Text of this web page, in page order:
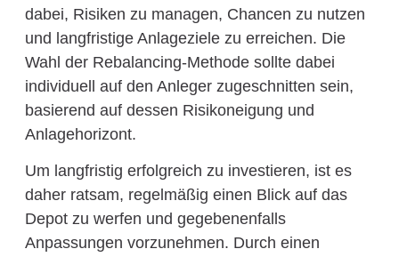
dabei, Risiken zu managen, Chancen zu nutzen
und langfristige Anlageziele zu erreichen. Die
Wahl der Rebalancing-Methode sollte dabei
individuell auf den Anleger zugeschnitten sein,
basierend auf dessen Risikoneigung und
Anlagehorizont.
Um langfristig erfolgreich zu investieren, ist es
daher ratsam, regelmäßig einen Blick auf das
Depot zu werfen und gegebenenfalls
Anpassungen vorzunehmen. Durch einen